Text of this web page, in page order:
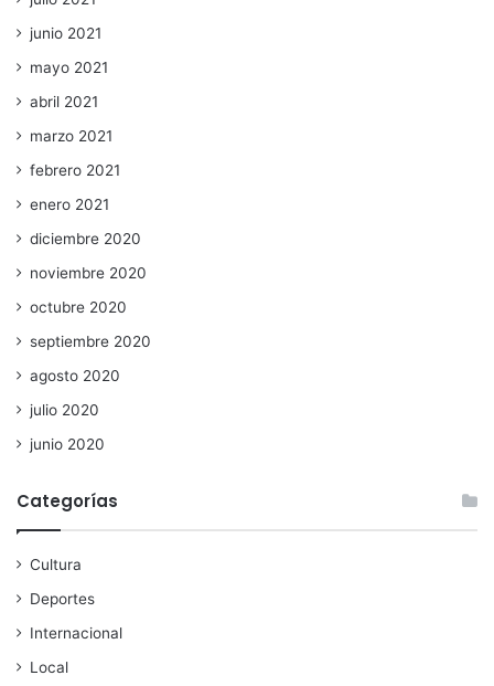
junio 2021
mayo 2021
abril 2021
marzo 2021
febrero 2021
enero 2021
diciembre 2020
noviembre 2020
octubre 2020
septiembre 2020
agosto 2020
julio 2020
junio 2020
Categorías
Cultura
Deportes
Internacional
Local